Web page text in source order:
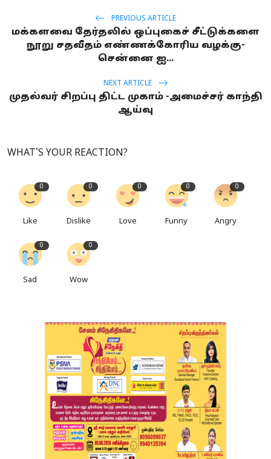
PREVIOUS ARTICLE
மக்களவை தேர்தலில் ஒப்புகைச் சீட்டுக்களை
நூறு சதவீதம் எண்ணக்கோரிய வழக்கு-
சென்னை ஐ...
NEXT ARTICLE
முதல்வர் சிறப்பு திட்ட முகாம் -அமைச்சர் காந்தி
ஆய்வு
WHAT'S YOUR REACTION?
0
Like
0
Dislike
0
Love
0
Funny
0
Angry
0
Sad
0
Wow